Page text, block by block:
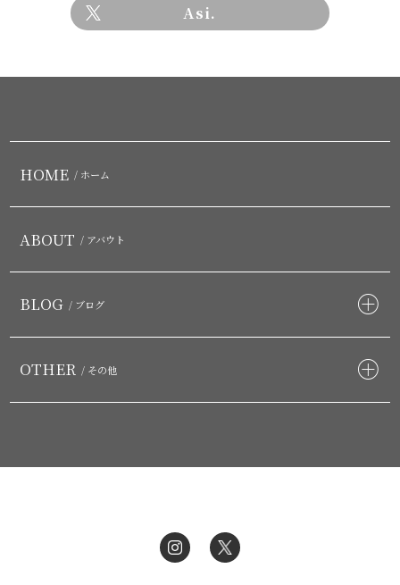
Asi.
HOME / ホーム
ABOUT / アバウト
BLOG / ブログ
OTHER / その他